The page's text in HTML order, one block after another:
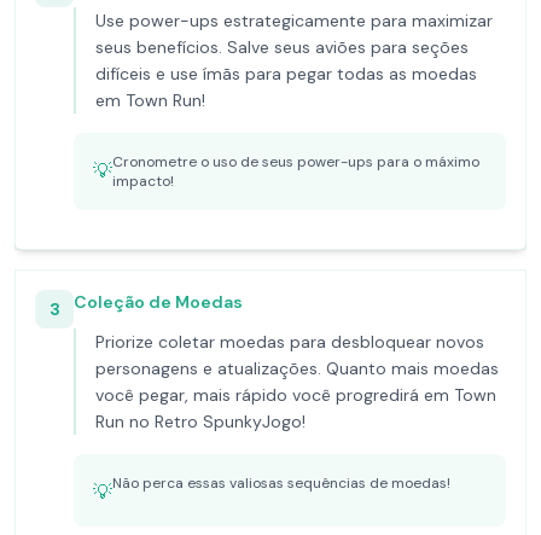
Use power-ups estrategicamente para maximizar
seus benefícios. Salve seus aviões para seções
difíceis e use ímãs para pegar todas as moedas
em Town Run!
💡Cronometre o uso de seus power-ups para o máximo
impacto!
3
Coleção de Moedas
Priorize coletar moedas para desbloquear novos
personagens e atualizações. Quanto mais moedas
você pegar, mais rápido você progredirá em Town
Run no Retro SpunkyJogo!
💡Não perca essas valiosas sequências de moedas!